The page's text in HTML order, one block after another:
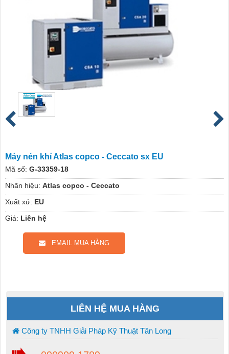
Máy nén khí Atlas copco - Ceccato sx EU
Mã số: G-33359-18
Nhãn hiệu: Atlas copco - Ceccato
Xuất xứ: EU
Giá: Liên hệ
EMAIL MUA HÀNG
LIÊN HỆ MUA HÀNG
Công ty TNHH Giải Pháp Kỹ Thuật Tân Long